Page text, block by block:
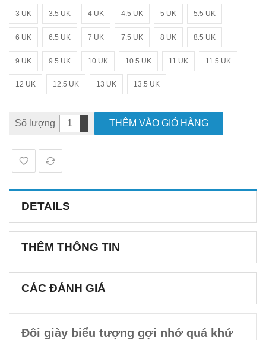
3 UK 3.5 UK 4 UK 4.5 UK 5 UK 5.5 UK
6 UK 6.5 UK 7 UK 7.5 UK 8 UK 8.5 UK
9 UK 9.5 UK 10 UK 10.5 UK 11 UK 11.5 UK
12 UK 12.5 UK 13 UK 13.5 UK
Số lượng THÊM VÀO GIỎ HÀNG
DETAILS
THÊM THÔNG TIN
CÁC ĐÁNH GIÁ
Đôi giày biểu tượng gợi nhớ quá khứ